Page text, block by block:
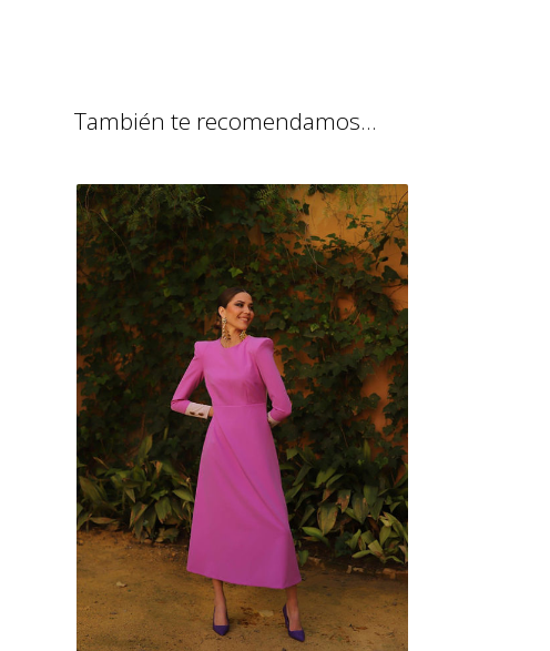
También te recomendamos…